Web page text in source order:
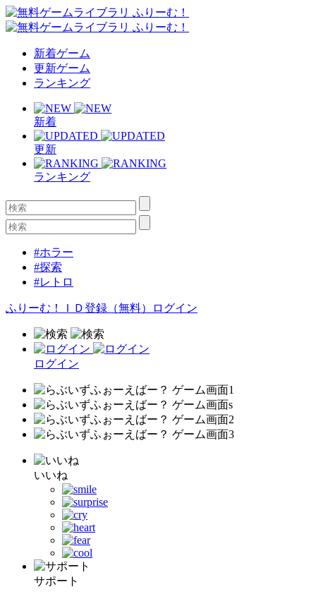
新着ゲーム
更新ゲーム
ランキング
新着
更新
ランキング
#ホラー
#探索
#レトロ
ふりーむ！ＩＤ登録（無料） ログイン
ログイン
いいね
サポート